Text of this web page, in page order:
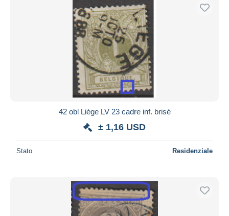
42 obl Liège LV 23 cadre inf. brisé
± 1,16 USD
Stato Residenziale